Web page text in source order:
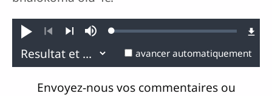
Jouer
Précédent
SourdineLoaded:
avancer automatiquement
Envoyez-nous vos commentaires ou